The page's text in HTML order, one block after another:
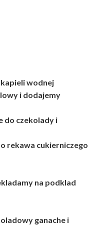
wodnej
i dodajemy
do czekolady i
rekawa cukierniczego
na podklad
ganache i